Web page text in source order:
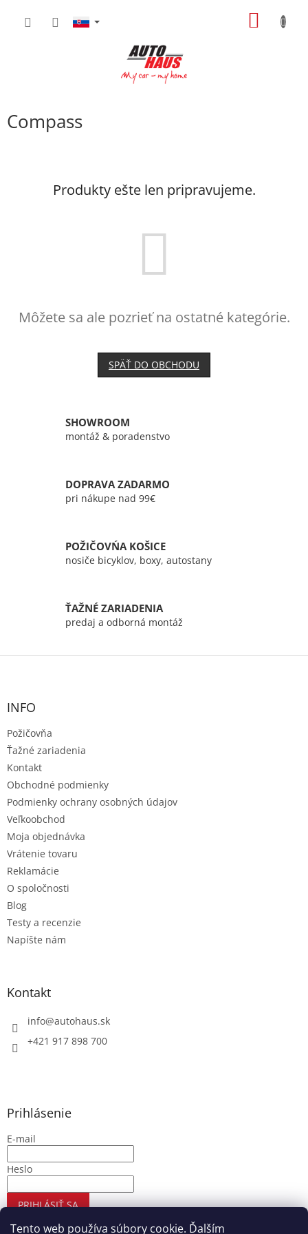
Tento web používa súbory cookie. Ďalším
Compass
Produkty ešte len pripravujeme.
Môžete sa ale pozrieť na ostatné kategórie.
SPÄŤ DO OBCHODU
SHOWROOM
montáž & poradenstvo
DOPRAVA ZADARMO
pri nákupe nad 99€
POŽIČOVŃA KOŠICE
nosiče bicyklov, boxy, autostany
ŤAŽNÉ ZARIADENIA
predaj a odborná montáž
Z
INFO
Požičovňa
Ťažné zariadenia
Kontakt
Obchodné podmienky
Podmienky ochrany osobných údajov
Veľkoobchod
Moja objednávka
Vrátenie tovaru
Reklamácie
O spoločnosti
Blog
Testy a recenzie
Napíšte nám
Kontakt
info@autohaus.sk
+421 917 898 700
Prihlásenie
E-mail
Heslo
PRIHLÁSIŤ SA
Nová registrácia Zabudnuté heslo